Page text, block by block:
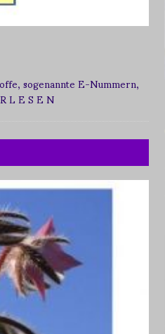
sogenannte E-Nummern,
L E S E N